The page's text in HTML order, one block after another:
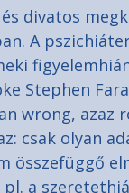
divatos
A
Stephen
wrong, azaz
csak olyan
összefüggő
a